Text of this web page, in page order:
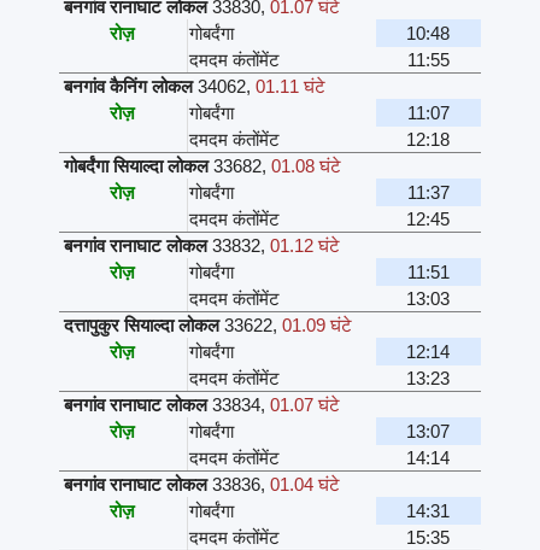
बनगांव रानाघाट लोकल 33830, 01.07 घंटे
रोज़
गोबर्दंगा
10:48
दमदम कंतोंमेंट
11:55
बनगांव कैनिंग लोकल 34062, 01.11 घंटे
रोज़
गोबर्दंगा
11:07
दमदम कंतोंमेंट
12:18
गोबर्दंगा सियाल्दा लोकल 33682, 01.08 घंटे
रोज़
गोबर्दंगा
11:37
दमदम कंतोंमेंट
12:45
बनगांव रानाघाट लोकल 33832, 01.12 घंटे
रोज़
गोबर्दंगा
11:51
दमदम कंतोंमेंट
13:03
दत्तापुकुर सियाल्दा लोकल 33622, 01.09 घंटे
रोज़
गोबर्दंगा
12:14
दमदम कंतोंमेंट
13:23
बनगांव रानाघाट लोकल 33834, 01.07 घंटे
रोज़
गोबर्दंगा
13:07
दमदम कंतोंमेंट
14:14
बनगांव रानाघाट लोकल 33836, 01.04 घंटे
रोज़
गोबर्दंगा
14:31
दमदम कंतोंमेंट
15:35